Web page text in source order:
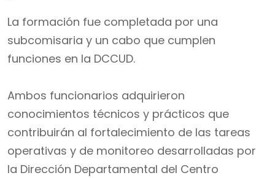
La formación fue completada por una
subcomisaria y un cabo que cumplen
funciones en la DCCUD.
Ambos funcionarios adquirieron
conocimientos técnicos y prácticos que
contribuirán al fortalecimiento de las tareas
operativas y de monitoreo desarrolladas por
la Dirección Departamental del Centro